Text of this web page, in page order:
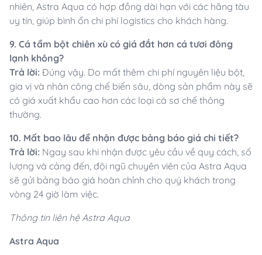
nhiên, Astra Aqua có hợp đồng dài hạn với các hãng tàu
uy tín, giúp bình ổn chi phí logistics cho khách hàng.
9. Cá tẩm bột chiên xù có giá đắt hơn cá tươi đông
lạnh không?
Trả lời: Đúng vậy. Do mất thêm chi phí nguyên liệu bột,
gia vị và nhân công chế biến sâu, dòng sản phẩm này sẽ
có giá xuất khẩu cao hơn các loại cá sơ chế thông
thường.
10. Mất bao lâu để nhận được bảng báo giá chi tiết?
Trả lời: Ngay sau khi nhận được yêu cầu về quy cách, số
lượng và cảng đến, đội ngũ chuyên viên của Astra Aqua
sẽ gửi bảng báo giá hoàn chỉnh cho quý khách trong
vòng 24 giờ làm việc.
Thông tin liên hệ Astra Aqua
Astra Aqua